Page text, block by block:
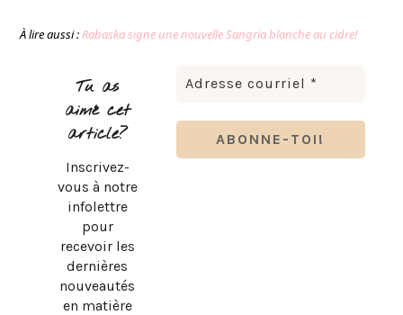
À lire aussi : Rabaska signe une nouvelle Sangria blanche au cidre!
Tu as
aimé cet
article?
Inscrivez-
vous à notre
infolettre
pour
recevoir les
dernières
nouveautés
en matière